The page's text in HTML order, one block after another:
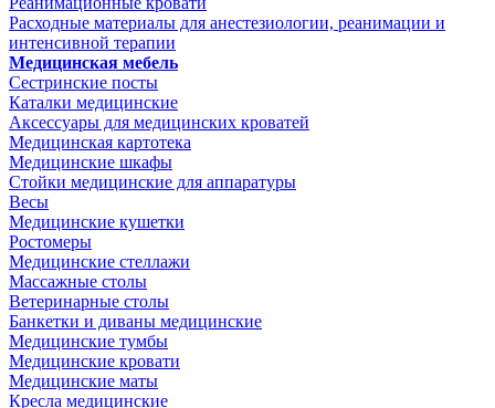
Расходные материалы для анестезиологии, реанимации и
интенсивной терапии
Медицинская мебель
Сестринские посты
Каталки медицинские
Аксессуары для медицинских кроватей
Медицинская картотека
Медицинские шкафы
Стойки медицинские для аппаратуры
Весы
Медицинские кушетки
Ростомеры
Медицинские стеллажи
Массажные столы
Ветеринарные столы
Банкетки и диваны медицинские
Медицинские тумбы
Медицинские кровати
Медицинские маты
Кресла медицинские